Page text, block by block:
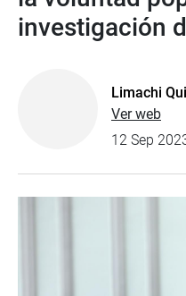
investigación
Limachi
Ver web
12 Sep